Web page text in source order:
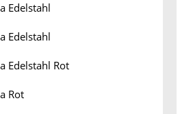
Edelstahl
Edelstahl
Edelstahl Rot
Rot